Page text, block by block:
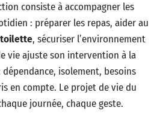
consiste à accompagner les
: préparer les repas, aider au
toilette, sécuriser l’environnement
vie ajuste son intervention à la
isolement, besoins
en compte. Le projet de vie du
journée, chaque geste.